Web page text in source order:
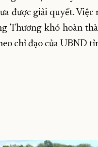
được giải quyết.
Thương khó hoàn
chỉ đạo của UBND